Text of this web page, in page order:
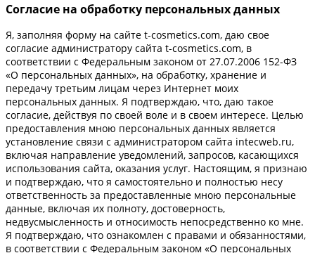
Согласие на обработку персональных данных
Я, заполняя форму на сайте t-cosmetics.com, даю свое
согласие администратору сайта t-cosmetics.com, в
соответствии с Федеральным законом от 27.07.2006 152-ФЗ
«О персональных данных», на обработку, хранение и
передачу третьим лицам через Интернет моих
персональных данных. Я подтверждаю, что, даю такое
согласие, действуя по своей воле и в своем интересе. Целью
предоставления мною персональных данных является
установление связи с администратором сайта intecweb.ru,
включая направление уведомлений, запросов, касающихся
использования сайта, оказания услуг. Настоящим, я признаю
и подтверждаю, что я самостоятельно и полностью несу
ответственность за предоставленные мною персональные
данные, включая их полноту, достоверность,
недвусмысленность и относимость непосредственно ко мне.
Я подтверждаю, что ознакомлен с правами и обязанностями,
в соответствии с Федеральным законом «О персональных